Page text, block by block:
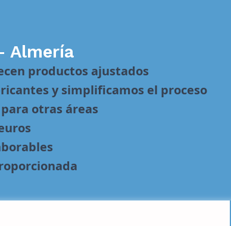
Almería
productos ajustados
y simplificamos el proceso
otras áreas